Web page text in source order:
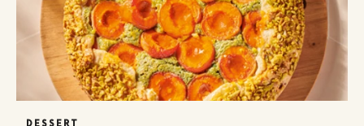
DESSERT